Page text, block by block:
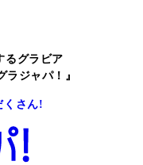
るグラビア
ラジャパ！』
くさん!